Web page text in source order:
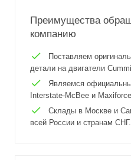
Преимущества
компанию
Поставляем
детали на двигатели
Являемся
Interstate-McBee и
Склады в Москве и
всей России и странам СНГ.